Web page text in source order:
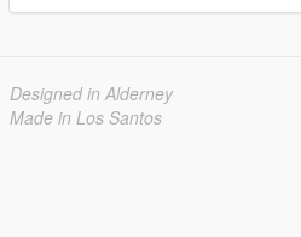
Designed in Alderney
Made in Los Santos